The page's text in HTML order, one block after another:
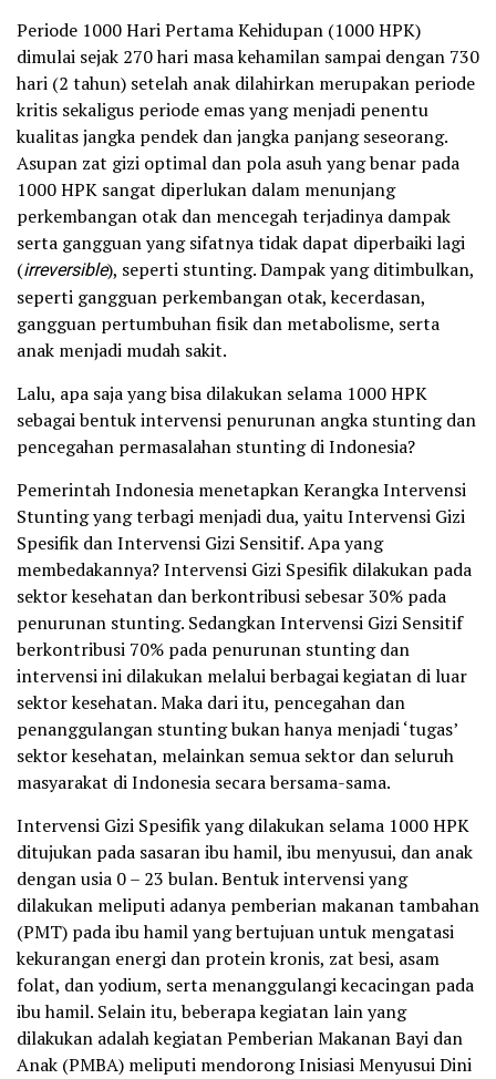
Periode 1000 Hari Pertama Kehidupan (1000 HPK)
dimulai sejak 270 hari masa kehamilan sampai dengan 730
hari (2 tahun) setelah anak dilahirkan merupakan periode
kritis sekaligus periode emas yang menjadi penentu
kualitas jangka pendek dan jangka panjang seseorang.
Asupan zat gizi optimal dan pola asuh yang benar pada
1000 HPK sangat diperlukan dalam menunjang
perkembangan otak dan mencegah terjadinya dampak
serta gangguan yang sifatnya tidak dapat diperbaiki lagi
(irreversible), seperti stunting. Dampak yang ditimbulkan,
seperti gangguan perkembangan otak, kecerdasan,
gangguan pertumbuhan fisik dan metabolisme, serta
anak menjadi mudah sakit.
Lalu, apa saja yang bisa dilakukan selama 1000 HPK
sebagai bentuk intervensi penurunan angka stunting dan
pencegahan permasalahan stunting di Indonesia?
Pemerintah Indonesia menetapkan Kerangka Intervensi
Stunting yang terbagi menjadi dua, yaitu Intervensi Gizi
Spesifik dan Intervensi Gizi Sensitif. Apa yang
membedakannya? Intervensi Gizi Spesifik dilakukan pada
sektor kesehatan dan berkontribusi sebesar 30% pada
penurunan stunting. Sedangkan Intervensi Gizi Sensitif
berkontribusi 70% pada penurunan stunting dan
intervensi ini dilakukan melalui berbagai kegiatan di luar
sektor kesehatan. Maka dari itu, pencegahan dan
penanggulangan stunting bukan hanya menjadi ‘tugas’
sektor kesehatan, melainkan semua sektor dan seluruh
masyarakat di Indonesia secara bersama-sama.
Intervensi Gizi Spesifik yang dilakukan selama 1000 HPK
ditujukan pada sasaran ibu hamil, ibu menyusui, dan anak
dengan usia 0 – 23 bulan. Bentuk intervensi yang
dilakukan meliputi adanya pemberian makanan tambahan
(PMT) pada ibu hamil yang bertujuan untuk mengatasi
kekurangan energi dan protein kronis, zat besi, asam
folat, dan yodium, serta menanggulangi kecacingan pada
ibu hamil. Selain itu, beberapa kegiatan lain yang
dilakukan adalah kegiatan Pemberian Makanan Bayi dan
Anak (PMBA) meliputi mendorong Inisiasi Menyusui Dini